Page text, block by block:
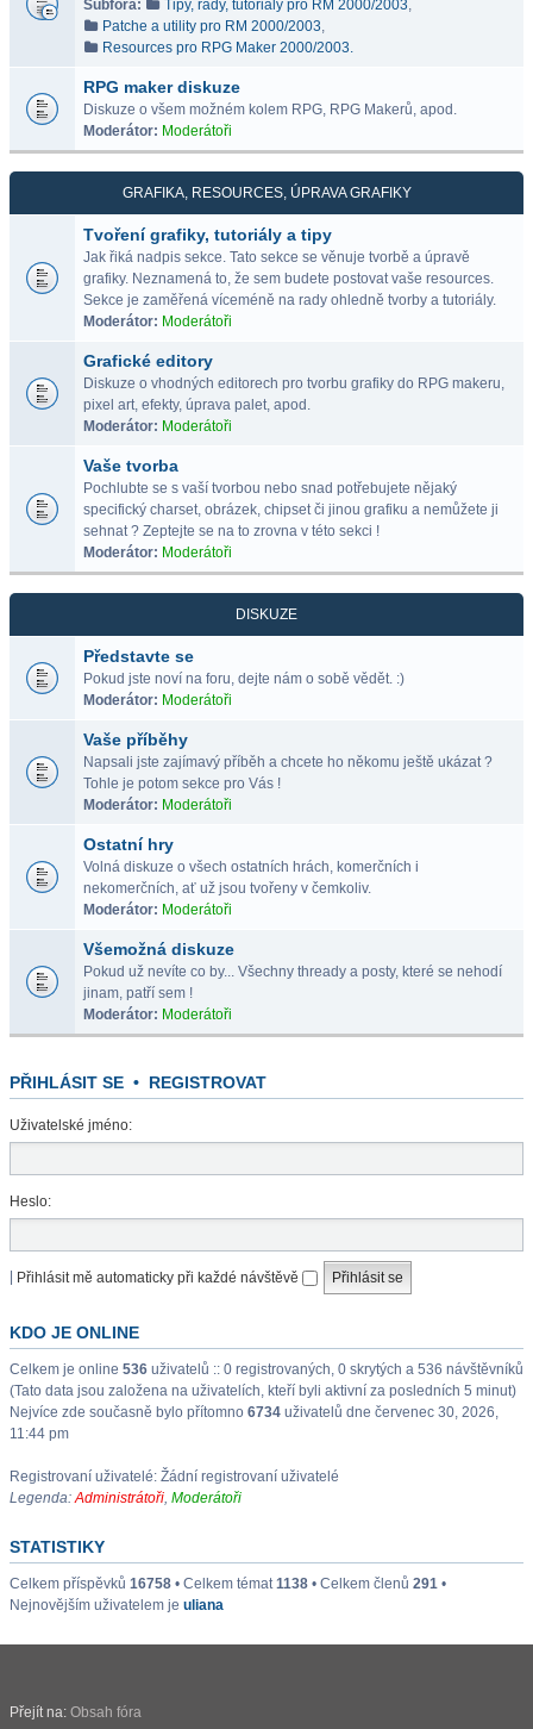
Subfóra: Tipy, rady, tutoriály pro RM 2000/2003,
Patche a utility pro RM 2000/2003,
Resources pro RPG Maker 2000/2003.
RPG maker diskuze
Diskuze o všem možném kolem RPG, RPG Makerů, apod.
Moderátor: Moderátoři
GRAFIKA, RESOURCES, ÚPRAVA GRAFIKY
Tvoření grafiky, tutoriály a tipy
Jak řiká nadpis sekce. Tato sekce se věnuje tvorbě a úpravě
grafiky. Neznamená to, že sem budete postovat vaše resources.
Sekce je zaměřená víceméně na rady ohledně tvorby a tutoriály.
Moderátor: Moderátoři
Grafické editory
Diskuze o vhodných editorech pro tvorbu grafiky do RPG makeru,
pixel art, efekty, úprava palet, apod.
Moderátor: Moderátoři
Vaše tvorba
Pochlubte se s vaší tvorbou nebo snad potřebujete nějaký
specifický charset, obrázek, chipset či jinou grafiku a nemůžete ji
sehnat ? Zeptejte se na to zrovna v této sekci !
Moderátor: Moderátoři
DISKUZE
Představte se
Pokud jste noví na foru, dejte nám o sobě vědět. :)
Moderátor: Moderátoři
Vaše příběhy
Napsali jste zajímavý příběh a chcete ho někomu ještě ukázat ?
Tohle je potom sekce pro Vás !
Moderátor: Moderátoři
Ostatní hry
Volná diskuze o všech ostatních hrách, komerčních i
nekomerčních, ať už jsou tvořeny v čemkoliv.
Moderátor: Moderátoři
Všemožná diskuze
Pokud už nevíte co by... Všechny thready a posty, které se nehodí
jinam, patří sem !
Moderátor: Moderátoři
PŘIHLÁSIT SE • REGISTROVAT
Uživatelské jméno:
Heslo:
Přihlásit mě automaticky při každé návštěvě
KDO JE ONLINE
Celkem je online 536 uživatelů :: 0 registrovaných, 0 skrytých a 536 návštěvníků
(Tato data jsou založena na uživatelích, kteří byli aktivní za posledních 5 minut)
Nejvíce zde současně bylo přítomno 6734 uživatelů dne červenec 30, 2026,
11:44 pm
Registrovaní uživatelé: Žádní registrovaní uživatelé
Legenda:Administrátoři, Moderátoři
STATISTIKY
Celkem příspěvků 16758 • Celkem témat1138 • Celkem členů 291 •
Nejnovějším uživatelem je uliana
Přejít na: Obsah fóra